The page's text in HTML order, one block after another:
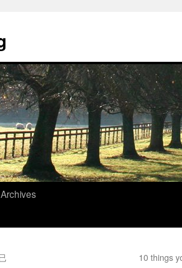
Archives
10 things